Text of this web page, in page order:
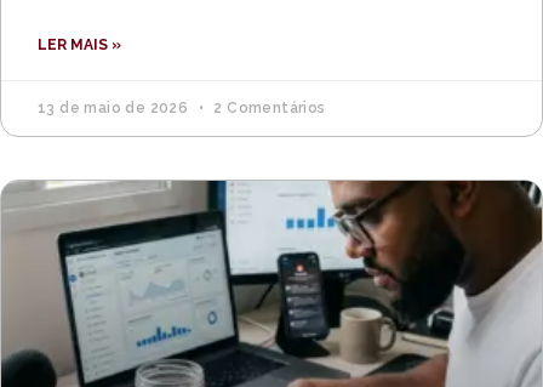
LER MAIS »
13 de maio de 2026 2 Comentários